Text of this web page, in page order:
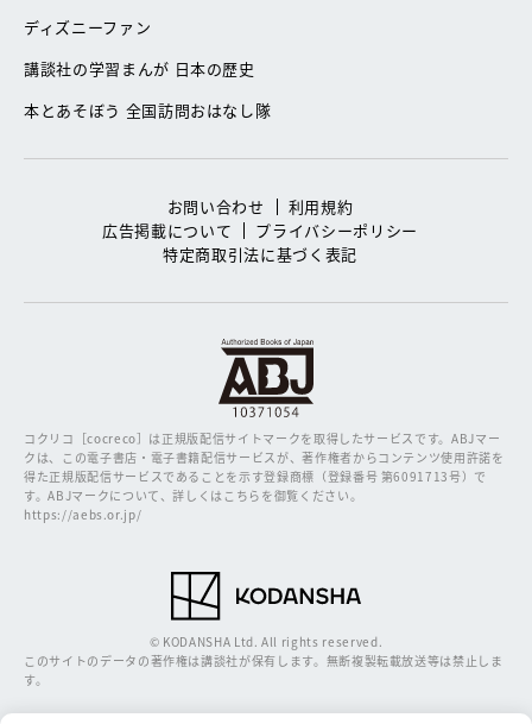
ディズニーファン
講談社の学習まんが 日本の歴史
本とあそぼう 全国訪問おはなし隊
お問い合わせ
利用規約
広告掲載について
プライバシーポリシー
特定商取引法に基づく表記
コクリコ［cocreco］は正規版配信サイトマークを取得したサービスです。ABJマー
クは、この電子書店・電子書籍配信サービスが、著作権者からコンテンツ使用許諾を
得た正規版配信サービスであることを示す登録商標（登録番号 第6091713号）で
す。ABJマークについて、詳しくはこちらを御覧ください。
https://aebs.or.jp/
© KODANSHA Ltd. All rights reserved.
このサイトのデータの著作権は講談社が保有します。無断複製転載放送等は禁止しま
す。